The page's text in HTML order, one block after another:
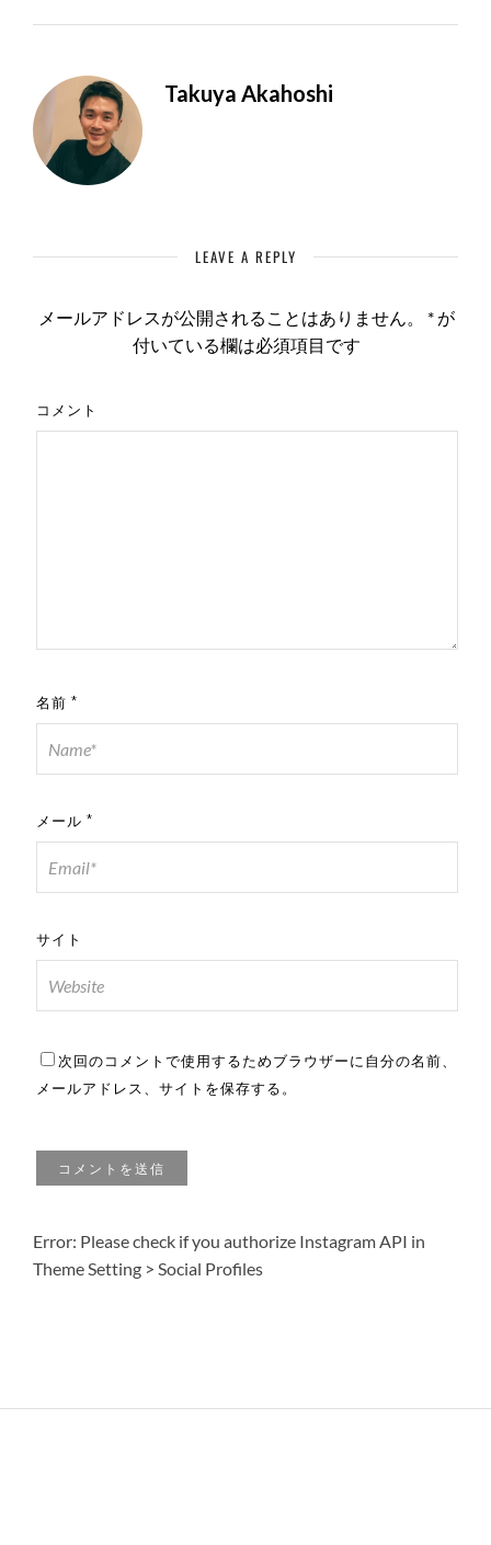
Takuya Akahoshi
LEAVE A REPLY
メールアドレスが公開されることはありません。 * が
付いている欄は必須項目です
コメント
名前 *
メール *
サイト
次回のコメントで使用するためブラウザーに自分の名前、
メールアドレス、サイトを保存する。
Error: Please check if you authorize Instagram API in
Theme Setting > Social Profiles